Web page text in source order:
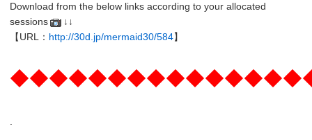
Download from the below links according to your allocated
sessions
↓↓
【URL： http://30d.jp/mermaid30/584】